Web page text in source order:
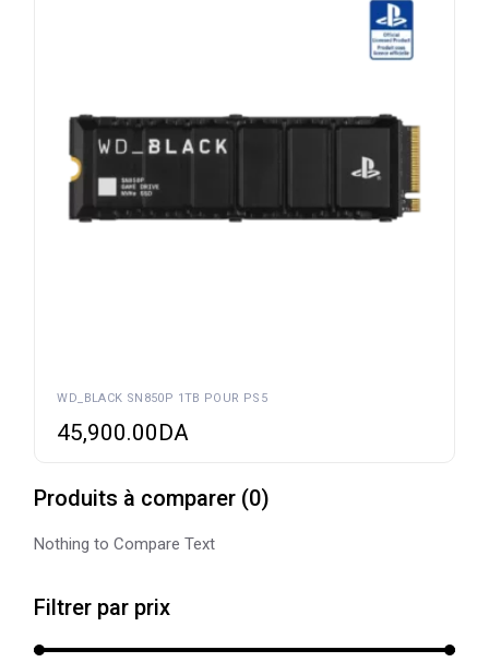
WD_BLACK SN850P 1TB POUR PS5
45,900.00DA
Produits à comparer (0)
Nothing to Compare Text
Filtrer par prix